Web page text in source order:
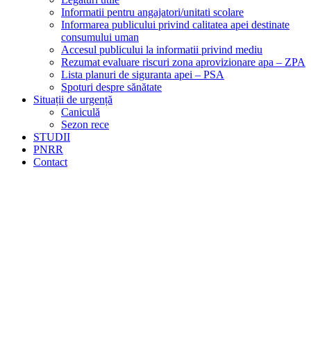
Informatii pentru angajatori/unitati scolare
Informarea publicului privind calitatea apei destinate
consumului uman
Accesul publicului la informatii privind mediu
Rezumat evaluare riscuri zona aprovizionare apa – ZPA
Lista planuri de siguranta apei – PSA
Spoturi despre sănătate
Situații de urgență
Caniculă
Sezon rece
STUDII
PNRR
Contact